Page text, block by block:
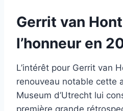
Gerrit van
l’honneur en
L’intérêt pour Gerrit van
renouveau notable cette
Museum d’Utrecht lui
première grande